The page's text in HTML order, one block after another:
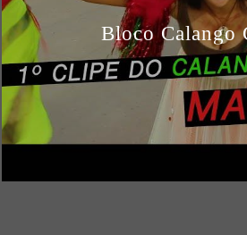
Bloco Calango